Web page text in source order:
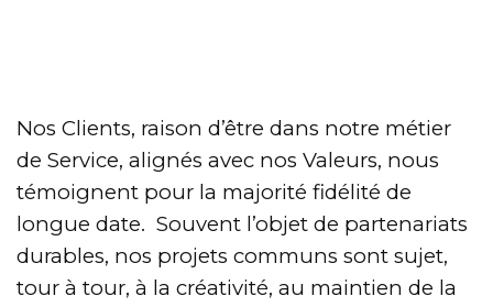
Nos Clients, raison d’être dans notre métier
de Service, alignés avec nos Valeurs, nous
témoignent pour la majorité fidélité de
longue date. Souvent l’objet de partenariats
durables, nos projets communs sont sujet,
tour à tour, à la créativité, au maintien de la